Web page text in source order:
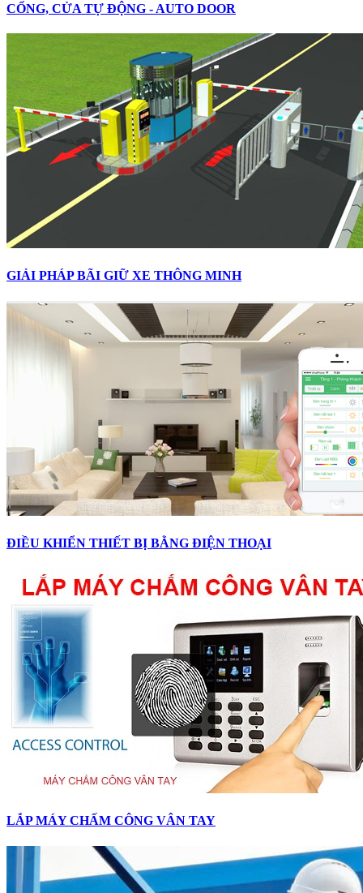
CỔNG, CỬA TỰ ĐỘNG - AUTO DOOR
GIẢI PHÁP BÃI GIỮ XE THÔNG MINH
ĐIỀU KHIỂN THIẾT BỊ BẰNG ĐIỆN THOẠI
LẮP MÁY CHẤM CÔNG VÂN TAY